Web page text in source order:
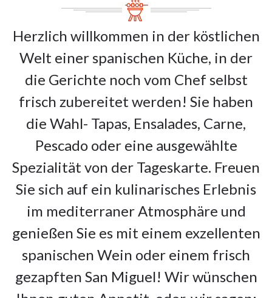
Herzlich willkommen in der köstlichen
Welt einer spanischen Küche, in der
die Gerichte noch vom Chef selbst
frisch zubereitet werden! Sie haben
die Wahl- Tapas, Ensalades, Carne,
Pescado oder eine ausgewählte
Spezialität von der Tageskarte. Freuen
Sie sich auf ein kulinarisches Erlebnis
im mediterraner Atmosphäre und
genießen Sie es mit einem exzellenten
spanischen Wein oder einem frisch
gezapften San Miguel! Wir wünschen